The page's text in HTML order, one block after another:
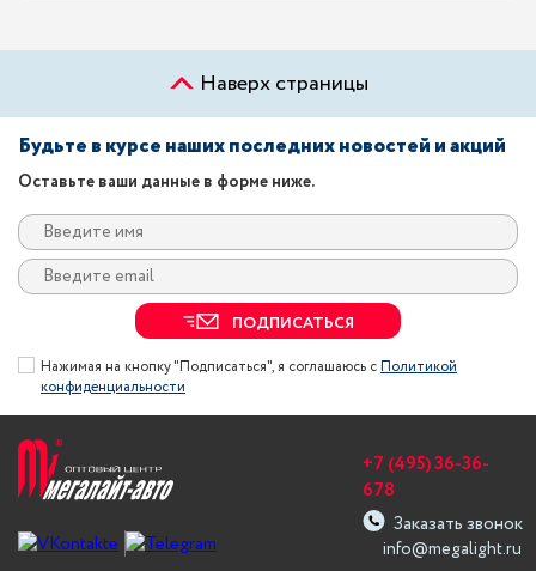
Наверх страницы
Будьте в курсе наших последних новостей и акций
Оставьте ваши данные в форме ниже.
ПОДПИСАТЬСЯ
Нажимая на кнопку "Подписаться", я соглашаюсь сПолитикой
конфиденциальности
info@megalight.ru
+7 (495) 36-36-
678
Заказать звонок